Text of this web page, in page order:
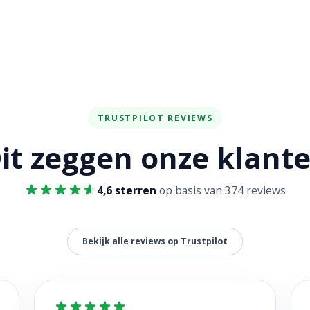
TRUSTPILOT REVIEWS
zeggen onze
4,6 sterren op basis van 374 reviews
Bekijk alle reviews op Trustpilot